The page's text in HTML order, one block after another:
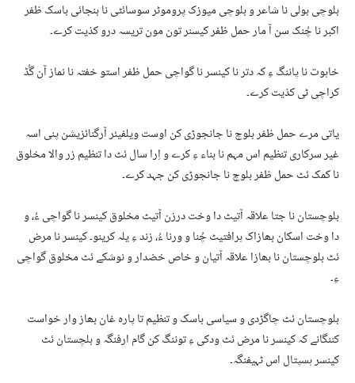
بلوچی بولی نا شاعر و بلوچی میوزک پروموٹر سوسائٹی نا بنجائی باسک ظفر
اکبر نا چُنک سن آ مار حمل ظفر کیسنر تون مون تریسہ درو کذیت کرے۔
خاہوت نا پاننگ ءِ کہ دتر نا کینسر نا گواچی حمل ظفر استو خفتہ نا نماز آن گُڈ
کراچی ٹی کذیت کرے۔
یاتی مرے حمل ظفر بلوچ نا جانجوڑی کن اوست ویلفیئر آرگنائزیشن پنی اسہ
غیر سرکاری تنظیم اس مہم نا بناء ءِ کرے و اِرا سال ئٹ دا تنظیم زر والا مخلوق
نا کمک ئٹ حمل ظفر بلوچ نا جانجوڑی کن جہد کرے۔
بلوچستان نا جتا علاقہ آتیٹ دا وخت درزن آتیٹ مخلوق کینسر نا گواچی ءُ، و
دا وخت اسکان بھازاک ہرافتیٹ چُنا و ورنا ءُ، زند ءِ یلہ کرینو۔ کینسر نا مرض
ئٹ بلوچستان نا بھازا علاقہ آتیان و خاص خضدار و نوشکے ئٹ مخلوق گواچی
ءِ۔
بلوچستان ئٹ چاگڑدی و سیاسی باسک و تنظیم تا پارہ غان بھاز وار خواست
کننگانے کہ کینسر نا مرض ئٹ ودکی ءِ توننگ کن گام ارفنگہ و بلچستان ئٹ
کینسر ہسپتال اس ٹہیفنگہ۔